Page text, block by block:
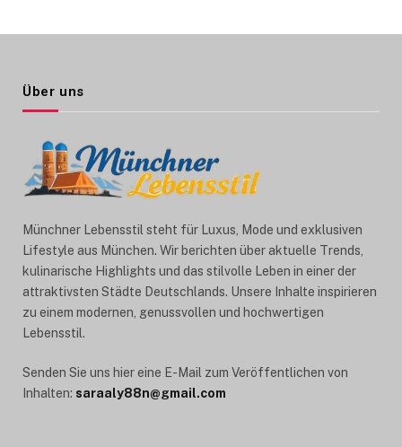
Über uns
Münchner Lebensstil steht für Luxus, Mode und exklusiven
Lifestyle aus München. Wir berichten über aktuelle Trends,
kulinarische Highlights und das stilvolle Leben in einer der
attraktivsten Städte Deutschlands. Unsere Inhalte inspirieren
zu einem modernen, genussvollen und hochwertigen
Lebensstil.
Senden Sie uns hier eine E-Mail zum Veröffentlichen von
Inhalten: saraaly88n@gmail.com